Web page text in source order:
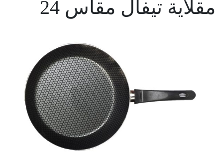
مقلاية تيفال مقاس 24